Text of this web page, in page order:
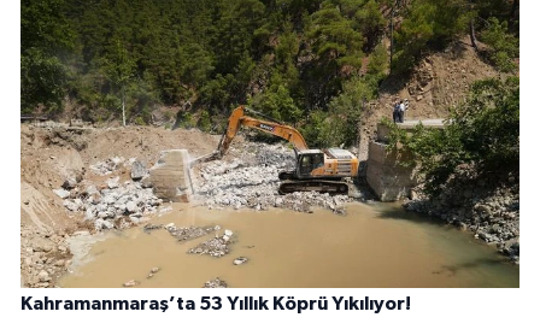
Kahramanmaraş’ta 53 Yıllık Köprü Yıkılıyor!